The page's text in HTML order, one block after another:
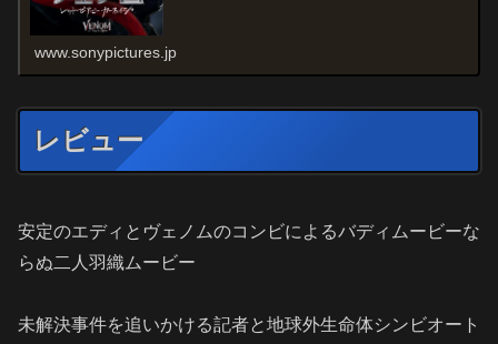
www.sonypictures.jp
レビュー
安定のエディとヴェノムのコンビによるバディムービーな
らぬ二人羽織ムービー
未解決事件を追いかける記者と地球外生命体シンビオート